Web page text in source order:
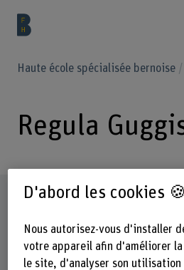
Haute école spécialisée bernoise
Regula
Profil
D'abord les cookies 🍪
Nous autorisez-vous d'installer
votre appareil afin d'améliorer
le site, d'analyser son utilisation